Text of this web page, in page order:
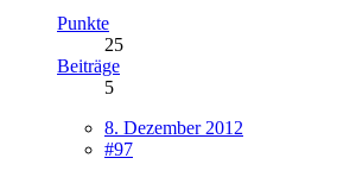
Punkte
25
Beiträge
5
8. Dezember 2012
#97